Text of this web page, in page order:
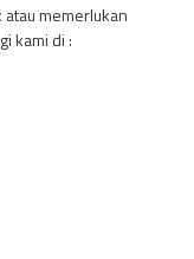
memerlukan
kami di :